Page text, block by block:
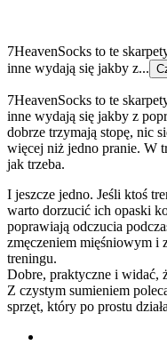
7HeavenSocks to te
inne wydają się jakby z...
7HeavenSocks to te
inne wydają się jakby z
dobrze trzymają stopę, nic
więcej niż jedno pranie. W
jak trzeba.
I jeszcze jedno. Jeśli ktoś
warto dorzucić ich opaski
poprawiają odczucia
zmęczeniem mięśniowym i
treningu.
Dobre, praktyczne i widać,
Z czystym sumieniem
sprzęt, który po prostu